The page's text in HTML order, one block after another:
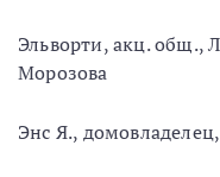
Эльворти, акц. общ.,
Морозова
Энс Я.,